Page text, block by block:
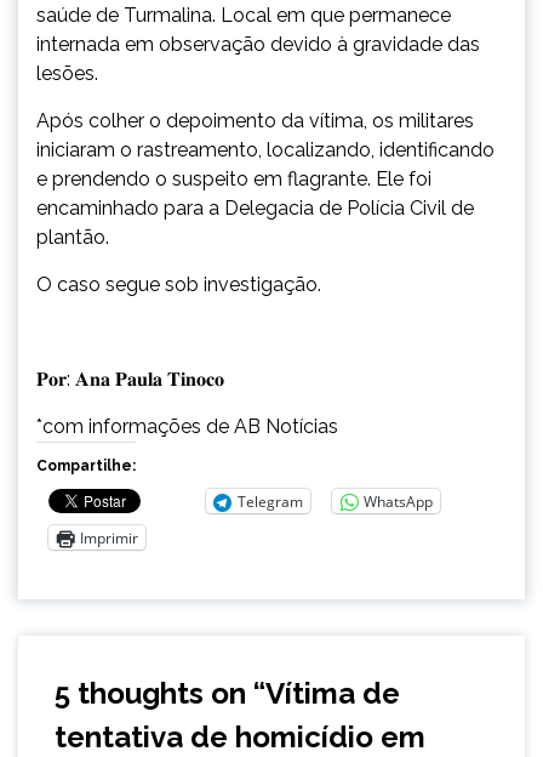
saúde de Turmalina. Local em que permanece
internada em observação devido à gravidade das
lesões.
Após colher o depoimento da vítima, os militares
iniciaram o rastreamento, localizando, identificando
e prendendo o suspeito em flagrante. Ele foi
encaminhado para a Delegacia de Polícia Civil de
plantão.
O caso segue sob investigação.
𝐏𝐨𝐫: 𝐀𝐧𝐚 𝐏𝐚𝐮𝐥𝐚 𝐓𝐢𝐧𝐨𝐜𝐨
*com informações de AB Notícias
Compartilhe:
Telegram
WhatsApp
Imprimir
5 thoughts on “Vítima de
tentativa de homicídio em